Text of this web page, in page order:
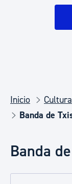
Inicio Cultura
Banda de
Banda